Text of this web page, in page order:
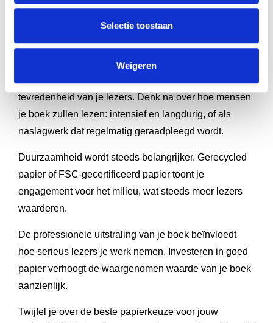
Selectie toestaan
Weigeren
Jebudgetbepaalt grotendeels je opties. Standaard
offsetpapier biedt de beste prijs-kwaliteitverhouding,
tevredenheid van je lezers. Denk na over hoe mensen
je boek zullen lezen: intensief en langdurig, of als
naslagwerk dat regelmatig geraadpleegd wordt.
Duurzaamheid wordt steeds belangrijker. Gerecycled
papier of FSC-gecertificeerd papier toont je
engagement voor het milieu, wat steeds meer lezers
waarderen.
De professionele uitstraling van je boek beïnvloedt
hoe serieus lezers je werk nemen. Investeren in goed
papier verhoogt de waargenomen waarde van je boek
aanzienlijk.
Twijfel je over de beste papierkeuze voor jouw